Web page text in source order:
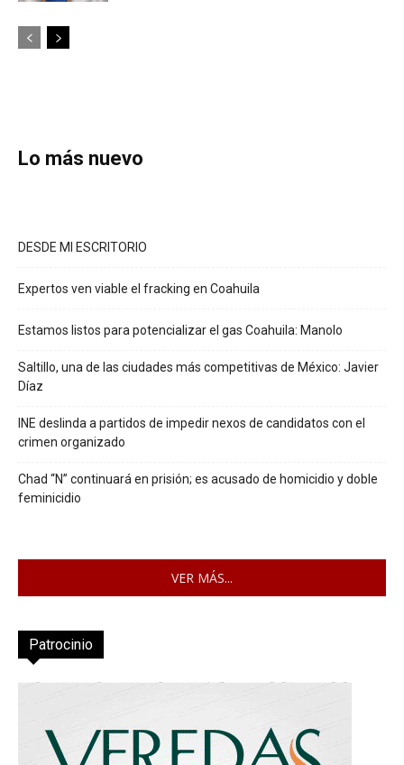
Lo más nuevo
DESDE MI ESCRITORIO
Expertos ven viable el fracking en Coahuila
Estamos listos para potencializar el gas Coahuila: Manolo
Saltillo, una de las ciudades más competitivas de México: Javier
Díaz
INE deslinda a partidos de impedir nexos de candidatos con el
crimen organizado
Chad “N” continuará en prisión; es acusado de homicidio y doble
feminicidio
VER MÁS...
Patrocinio